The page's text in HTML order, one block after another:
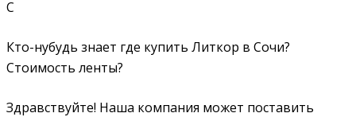
С
Кто-нубудь знает где купить Литкор в Сочи?
Стоимость ленты?
Здравствуйте! Наша компания может поставить